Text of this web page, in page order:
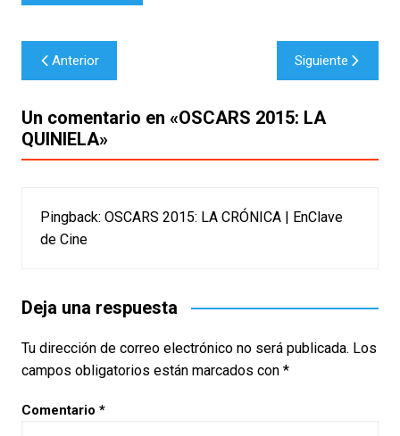
Navegación
de
entradas
Anterior Siguiente
Un comentario en «OSCARS 2015: LA
QUINIELA»
Pingback: OSCARS 2015: LA CRÓNICA | EnClave
de Cine
Deja una respuesta
Tu dirección de correo electrónico no será publicada. Los
campos obligatorios están marcados con *
Comentario *